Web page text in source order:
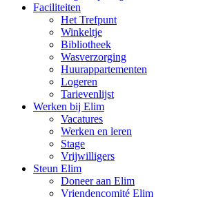
Faciliteiten
Het Trefpunt
Winkeltje
Bibliotheek
Wasverzorging
Huurappartementen
Logeren
Tarievenlijst
Werken bij Elim
Vacatures
Werken en leren
Stage
Vrijwilligers
Steun Elim
Doneer aan Elim
Vriendencomité Elim